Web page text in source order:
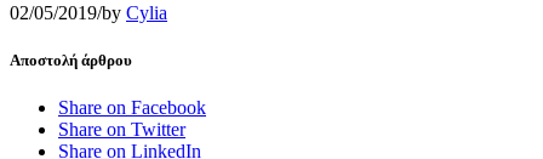
02/05/2019/by Cylia
Αποστολή άρθρου
Share on Facebook
Share on Twitter
Share on LinkedIn